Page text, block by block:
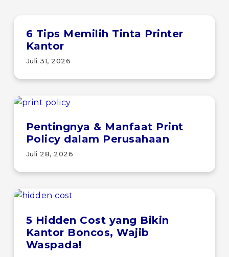
6 Tips Memilih Tinta Printer
Kantor
Juli 31, 2026
Pentingnya & Manfaat Print
Policy dalam Perusahaan
Juli 28, 2026
5 Hidden Cost yang Bikin
Kantor Boncos, Wajib
Waspada!